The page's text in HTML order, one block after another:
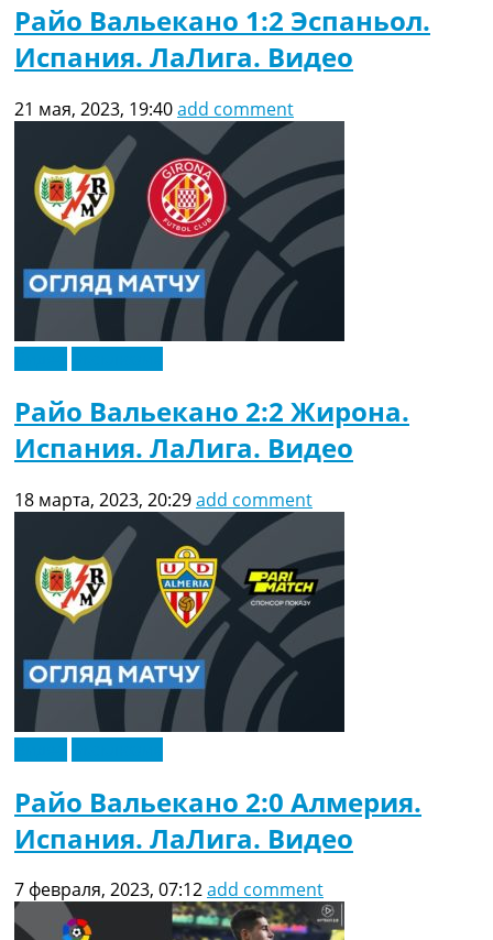
Райо Вальекано 1:2 Эспаньол.
Испания. ЛаЛига. Видео
21 мая, 2023, 19:40add comment
Райо Вальекано 2:2 Жирона.
Испания. ЛаЛига. Видео
18 марта, 2023, 20:29add comment
Райо Вальекано 2:0 Алмерия.
Испания. ЛаЛига. Видео
7 февраля, 2023, 07:12add comment